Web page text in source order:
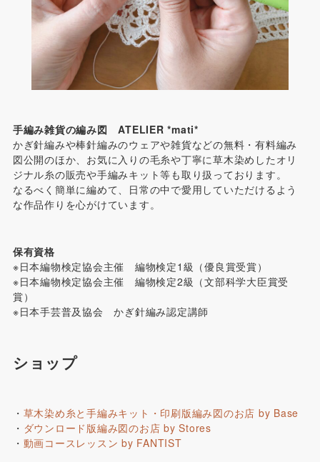
手編み雑貨の編み図 ATELIER *mati*
かぎ針編みや棒針編みのウェアや雑貨などの無料・有料編み
図公開のほか、お気に入りの毛糸や丁寧に草木染めしたオリ
ジナル糸の販売や手編みキット等も取り扱っております。
なるべく簡単に編めて、日常の中で愛用していただけるよう
な作品作りを心がけています。
保有資格
※日本編物検定協会主催 編物検定1級（優良賞受賞）
※日本編物検定協会主催 編物検定2級（文部科学大臣賞受
賞）
※日本手芸普及協会 かぎ針編み認定講師
ショップ
・ 草木染め糸と手編みキット・印刷版編み図のお店 by Base
・ ダウンロード版編み図のお店 by Stores
・ 動画コースレッスン by FANTIST